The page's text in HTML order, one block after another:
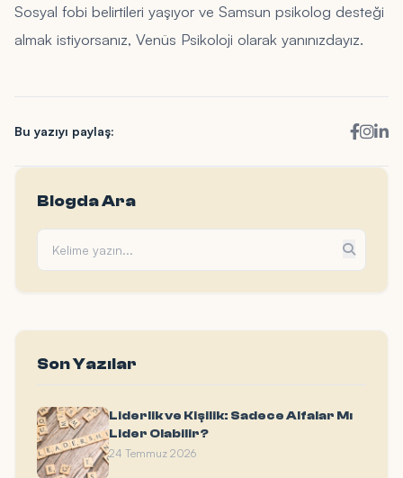
Sosyal fobi belirtileri yaşıyor ve Samsun psikolog desteği
almak istiyorsanız, Venüs Psikoloji olarak yanınızdayız.
Bu yazıyı paylaş:
Blogda Ara
Son Yazılar
Liderlik ve Kişilik: Sadece Alfalar Mı
Lider Olabilir?
24 Temmuz 2026